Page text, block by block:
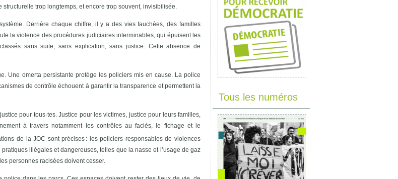
trop longtemps, et encore trop souvent, invisibilisée.
Derrière chaque chiffre, il y a des vies fauchées, des familles
la violence des procédures judiciaires interminables, qui épuisent les
sans suite, sans explication, sans justice. Cette absence de
Une omerta persistante protège les policiers mis en cause. La police
de contrôle échouent à garantir la transparence et permettent la
pour tous·tes. Justice pour les victimes, justice pour leurs familles,
à travers notamment les contrôles au faciès, le fichage et le
de la JOC sont précises : les policiers responsables de violences
illégales et dangereuses, telles que la nasse et l’usage de gaz
personnes racisées doivent cesser.
Tous les numéros